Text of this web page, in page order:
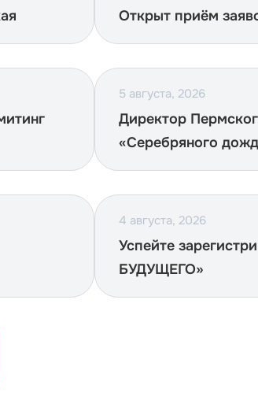
Открыт приём
5 августа, 2026
Директор
«Серебряного
4 августа, 2026
Успейте
БУДУЩЕГО»